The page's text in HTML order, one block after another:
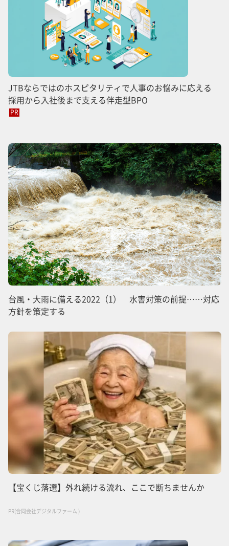
JTBならではのホスピタリティで人事のお悩みに応える
採用から入社後まで支える伴走型BPO
PR
台風・大雨に備える2022（1） 水害対策の前提……対応
方針を策定する
【宝くじ落選】外れ続ける流れ、ここで断ちませんか
PR(合同会社デジタルファーム )